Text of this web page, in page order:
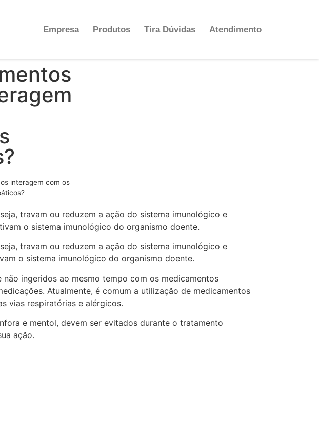
Empresa Produtos Tira Dúvidas Atendimento
interagem com os
travam ou reduzem a ação do sistema imunológico e
o sistema imunológico do organismo doente.
travam ou reduzem a ação do sistema imunológico e
o sistema imunológico do organismo doente.
ingeridos ao mesmo tempo com os medicamentos
Atualmente, é comum a utilização de medicamentos
vias respiratórias e alérgicos.
e mentol, devem ser evitados durante o tratamento
ação.